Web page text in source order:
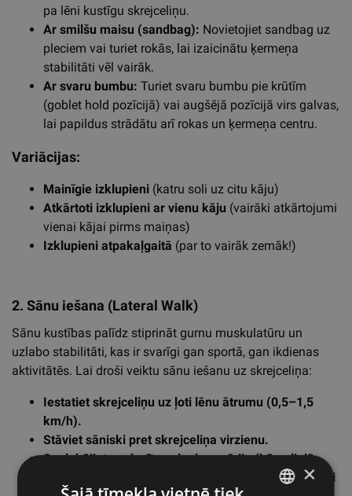
pa lēni kustīgu skrejceliņu.
Ar smilšu maisu (sandbag): Novietojiet sandbag uz
pleciem vai turiet rokās, lai izaicinātu ķermeņa
stabilitāti vēl vairāk.
Ar svaru bumbu: Turiet svaru bumbu pie krūtīm
(goblet hold pozīcijā) vai augšējā pozīcijā virs galvas,
lai papildus strādātu arī rokas un ķermeņa centru.
Variācijas:
Mainīgie izklupieni (katru soli uz citu kāju)
Atkārtoti izklupieni ar vienu kāju (vairāki atkārtojumi
vienai kājai pirms maiņas)
Izklupieni atpakaļgaitā (par to vairāk zemāk!)
2. Sānu iešana (Lateral Walk)
Sānu kustības palīdz stiprināt gurnu muskulatūru un
uzlabo stabilitāti, kas ir svarīgi gan sportā, gan ikdienas
aktivitātēs. Lai droši veiktu sānu iešanu uz skrejceliņa:
Iestatiet skrejceliņu uz ļoti lēnu ātrumu (0,5–1,5
km/h).
Stāviet sāniski pret skrejceliņa virzienu.
Saglabājiet puslocītu ceļgalu pozīciju (kā nelielā
pietupienā) un ejiet sāniski, pārmaiņus krustojot vai
×